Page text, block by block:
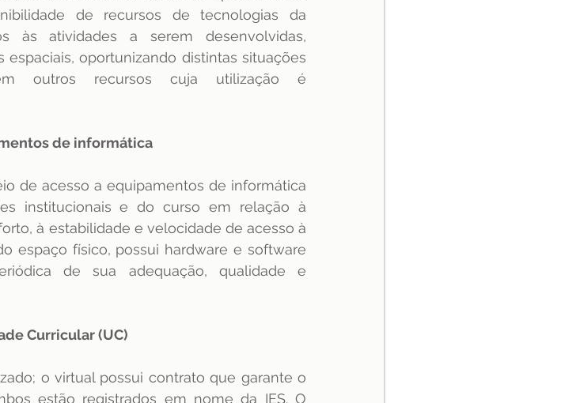
de recursos de tecnologias da
às atividades a serem desenvolvidas,
oportunizando distintas situações
outros recursos cuja utilização é
de informática
de acesso a equipamentos de informática
institucionais e do curso em relação à
à estabilidade e velocidade de acesso à
espaço físico, possui hardware e software
de sua adequação, qualidade e
Curricular (UC)
o virtual possui contrato que garante o
estão registrados em nome da IES. O